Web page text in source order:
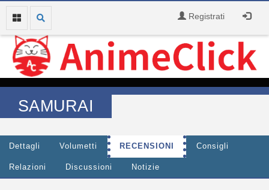
Registrati
SAMURAI
Dettagli Volumetti RECENSIONI Consigli
Relazioni Discussioni Notizie